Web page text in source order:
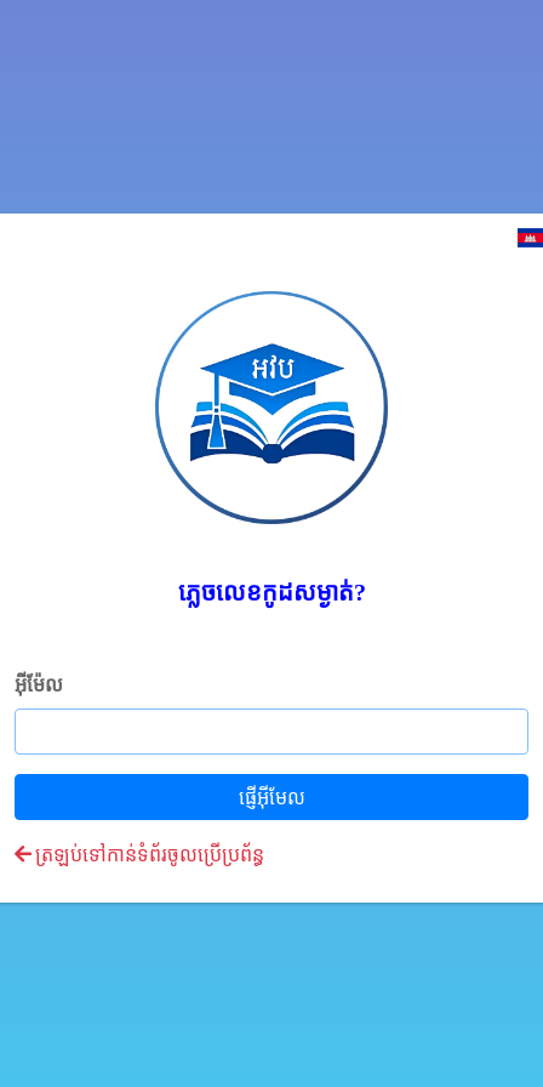
ភ្លេចលេខកូដសម្ងាត់?
អ៊ីម៉ែល
ផ្ញើអ៊ីមែល
ត្រឡប់ទៅកាន់ទំព័រចូលប្រើប្រព័ន្ធ